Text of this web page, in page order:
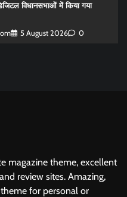
विधानसभाओं में किया गया
5 August 2026 0
magazine theme, excellent
review sites. Amazing,
for personal or